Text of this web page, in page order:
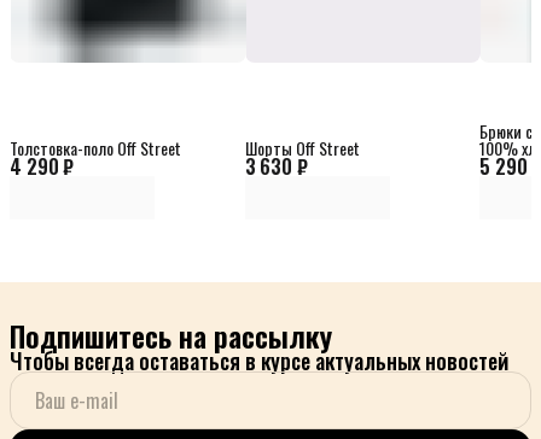
4 290 ₽
Толстовка-поло Off Street
3 630 ₽
Шорты Off Street
5 290
Брюки
100%
Подпишитесь на рассылку
Чтобы всегда оставаться в курсе актуальных новостей